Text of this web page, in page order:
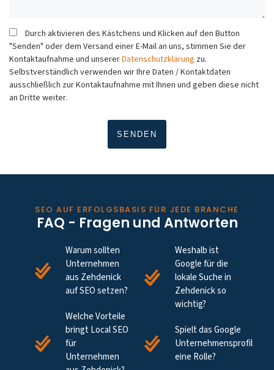
Durch aktivieren des Kästchens und Klicken auf den Button
"Senden" oder dem Versand einer E-Mail an uns, stimmen Sie der
Kontaktaufnahme und unsererDatenschutzklärung zu.
Selbstverständlich verwenden wir Ihre Daten / Kontaktdaten
ausschließlich zur Kontaktaufnahme mit Ihnen und geben diese nicht
an Dritte weiter.
SEO AUF ERFOLGSBASIS FÜR JEDE BRANCHE
FAQ - Fragen und Antworten
Warum sollten
Unternehmen
aus Zehdenick
auf SEO setzen?
Welche Vorteile
bringt Local SEO
für
Unternehmen
Weshalb ist
Google für die
lokale Suche in
Zehdenick so
wichtig?
Spielt das Google
Unternehmensprofil
eine Rolle?